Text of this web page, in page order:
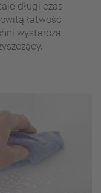
długi czas
łatwość
wystarcza